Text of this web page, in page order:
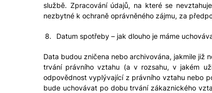
službě. Zpracování údajů, na které se
nezbytné k ochraně oprávněného zájmu, za
Datum spotřeby – jak dlouho je máme
Data budou zničena nebo archivována, jakmile již
trvání právního vztahu (a v rozsahu, v jakém
odpovědnost vyplývající z právního vztahu nebo
bude uchovávat po dobu trvání zákaznického